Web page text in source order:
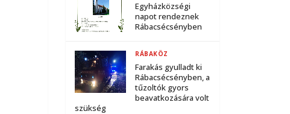
Egyházközségi
napot rendeznek
Rábacsécsényben
Farakás gyulladt ki
Rábacsécsényben, a
tűzoltók gyors
beavatkozására volt
szükség
RÁBAKÖZ